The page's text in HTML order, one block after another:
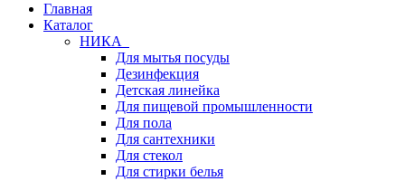
Главная
Каталог
НИКА
Для мытья посуды
Дезинфекция
Детская линейка
Для пищевой промышленности
Для пола
Для сантехники
Для стекол
Для стирки белья